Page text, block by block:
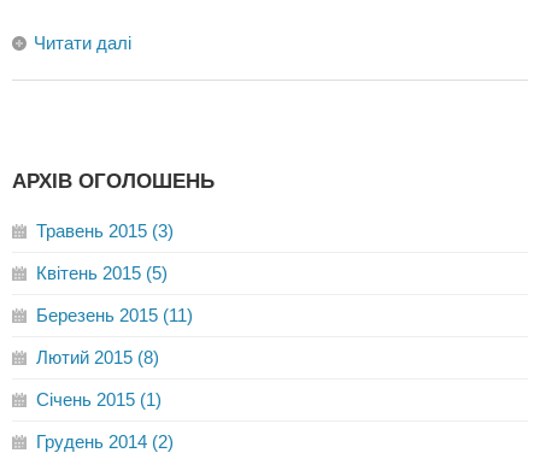
Читати далі
АРХІВ ОГОЛОШЕНЬ
Травень 2015 (3)
Квітень 2015 (5)
Березень 2015 (11)
Лютий 2015 (8)
Січень 2015 (1)
Грудень 2014 (2)